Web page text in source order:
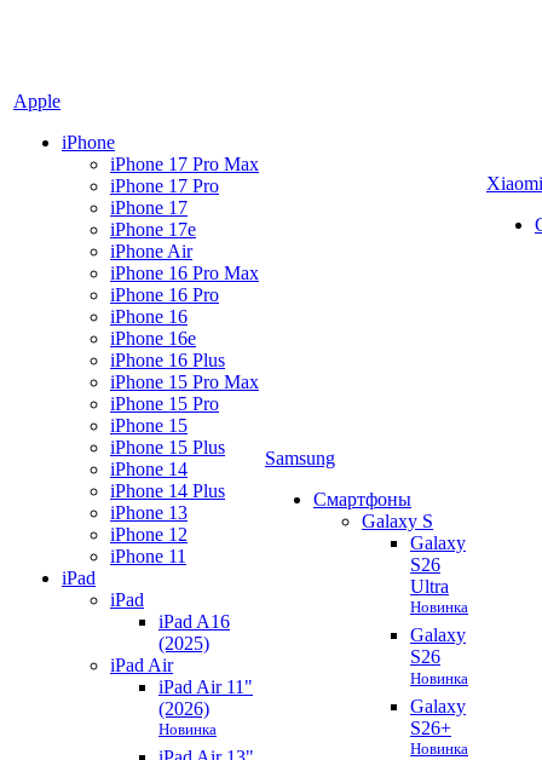
Apple
iPhone
iPhone 17 Pro Max
iPhone 17 Pro
iPhone 17
iPhone 17e
iPhone Air
iPhone 16 Pro Max
iPhone 16 Pro
iPhone 16
iPhone 16e
iPhone 16 Plus
iPhone 15 Pro Max
iPhone 15 Pro
iPhone 15
iPhone 15 Plus
iPhone 14
iPhone 14 Plus
iPhone 13
iPhone 12
iPhone 11
iPad
iPad
iPad A16
(2025)
iPad Air
iPad Air 11"
(2026)
Новинка
Samsung
Смартфоны
Galaxy S
Galaxy
S26
Ultra
Новинка
Galaxy
S26
Новинка
Galaxy
S26+
Новинка
Xiaomi